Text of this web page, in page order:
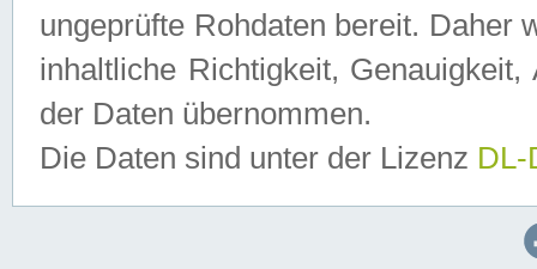
ungeprüfte Rohdaten bereit. Daher
inhaltliche Richtigkeit,
der Daten übernommen.
Die Daten sind unter der Lizenz